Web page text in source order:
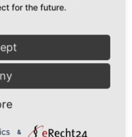
8 (Spezialfolge):
8:
for the future.
&